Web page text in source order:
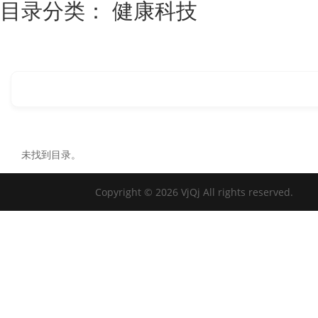
目录分类： 健康科技
未找到目录。
Copyright © 2026 VjQj All rights reserved.